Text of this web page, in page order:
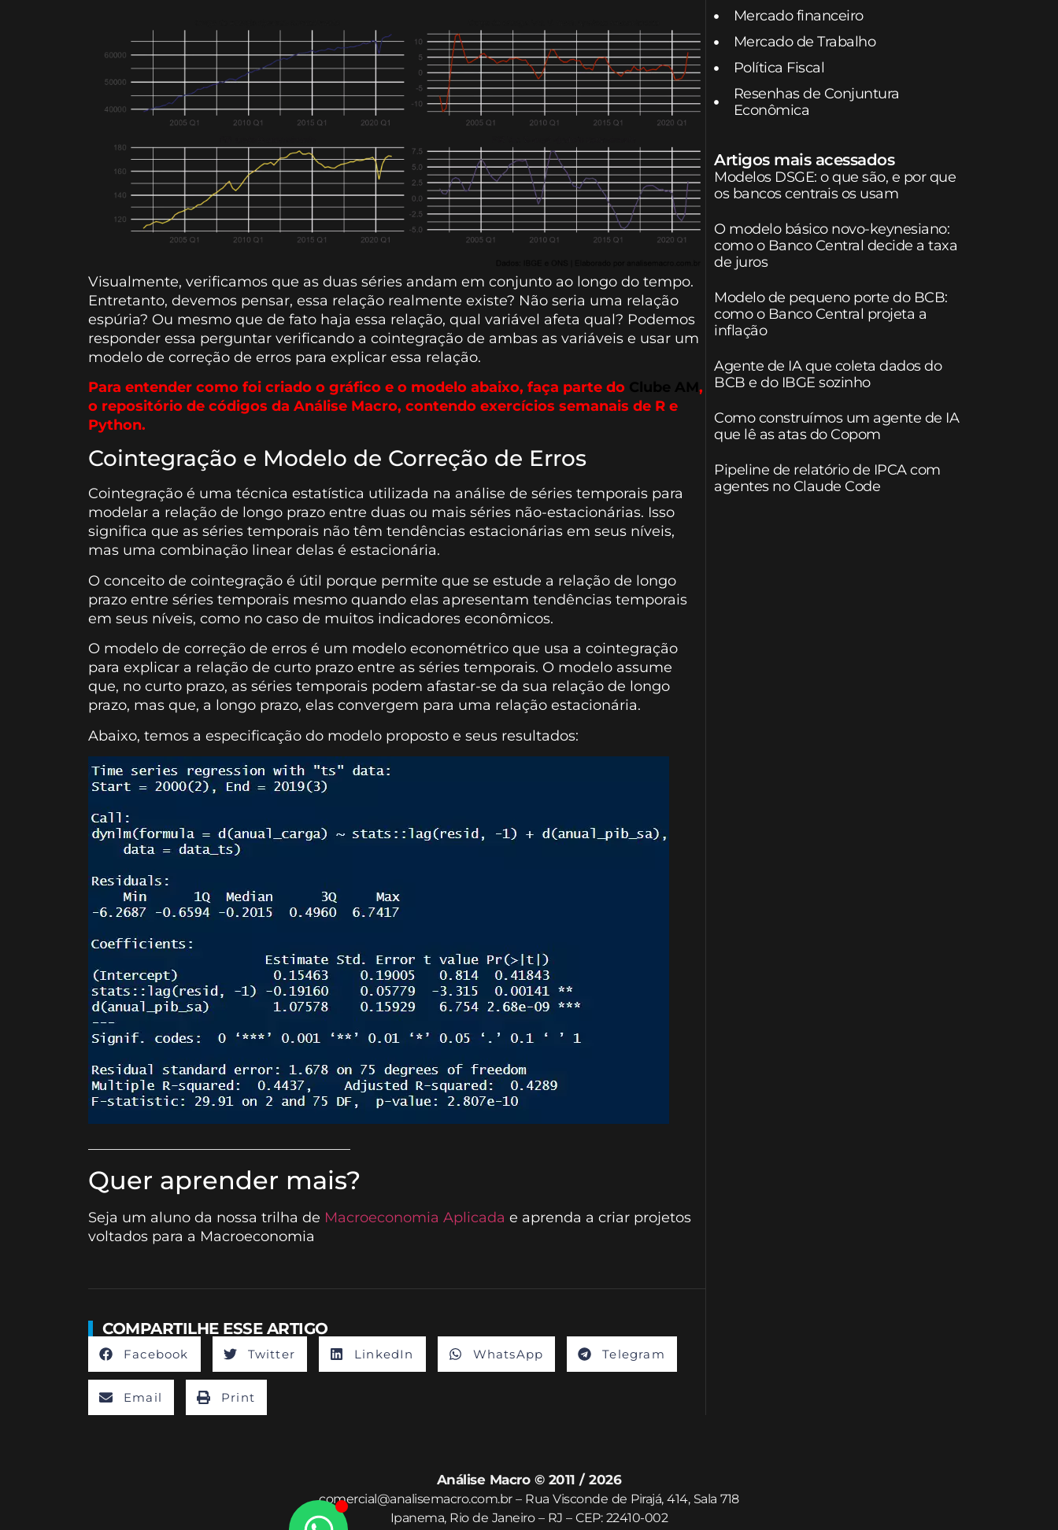
Visualmente, verificamos que as duas séries andam em conjunto ao longo do tempo.
Entretanto, devemos pensar, essa relação realmente existe? Não seria uma relação
espúria? Ou mesmo que de fato haja essa relação, qual variável afeta qual? Podemos
responder essa perguntar verificando a cointegração de ambas as variáveis e usar um
modelo de correção de erros para explicar essa relação.
Para entender como foi criado o gráfico e o modelo abaixo, faça parte do Clube AM,
o repositório de códigos da Análise Macro, contendo exercícios semanais de R e
Python.
Cointegração e Modelo de Correção de Erros
Cointegração é uma técnica estatística utilizada na análise de séries temporais para
modelar a relação de longo prazo entre duas ou mais séries não-estacionárias. Isso
significa que as séries temporais não têm tendências estacionárias em seus níveis,
mas uma combinação linear delas é estacionária.
O conceito de cointegração é útil porque permite que se estude a relação de longo
prazo entre séries temporais mesmo quando elas apresentam tendências temporais
em seus níveis, como no caso de muitos indicadores econômicos.
O modelo de correção de erros é um modelo econométrico que usa a cointegração
para explicar a relação de curto prazo entre as séries temporais. O modelo assume
que, no curto prazo, as séries temporais podem afastar-se da sua relação de longo
prazo, mas que, a longo prazo, elas convergem para uma relação estacionária.
Abaixo, temos a especificação do modelo proposto e seus resultados:
Quer aprender mais?
Seja um aluno da nossa trilha de Macroeconomia Aplicada e aprenda a criar projetos
voltados para a Macroeconomia
COMPARTILHE ESSE ARTIGO
Facebook Twitter LinkedIn WhatsApp Telegram
Email Print
Mercado financeiro
Mercado de Trabalho
Política Fiscal
Resenhas de Conjuntura
Econômica
Artigos mais acessados
Modelos DSGE: o que são, e por que
os bancos centrais os usam
O modelo básico novo-keynesiano:
como o Banco Central decide a taxa
de juros
Modelo de pequeno porte do BCB:
como o Banco Central projeta a
inflação
Agente de IA que coleta dados do
BCB e do IBGE sozinho
Como construímos um agente de IA
que lê as atas do Copom
Pipeline de relatório de IPCA com
agentes no Claude Code
Análise Macro © 2011 / 2026
comercial@analisemacro.com.br – Rua Visconde de Pirajá, 414, Sala 718
Ipanema, Rio de Janeiro – RJ – CEP: 22410-002